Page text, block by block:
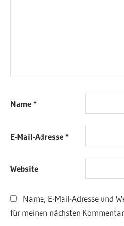
Name*
E-Mail-Adresse*
Website
Name, E-Mail-Adresse und
für meinen nächsten